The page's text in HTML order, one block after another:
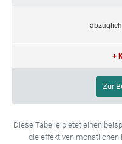
+
Zur
Diese Tabelle bietet einen
die effektiven monatlichen